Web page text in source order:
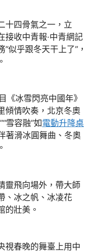
十四骨氣之一，立
接收中青報·中青網記
似乎跟冬天干上了”，
《冰雪閃亮中國年》
傾情吹奏，北京冬奧
雪容融”如 電動升降桌
著滑冰圓舞曲、冬奧
靈飛向場外，帶大師
、冰之帆、冰凌花
的壯美。
視春晚的舞臺上用中